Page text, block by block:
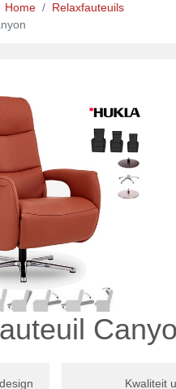
Home
Relaxfauteuils
Kwaliteit